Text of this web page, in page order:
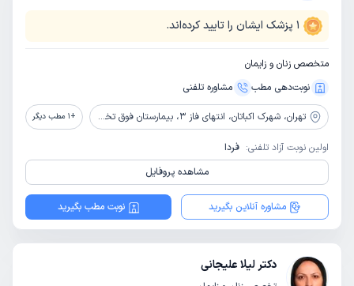
1 پزشک ایشان را تایید کرده‌اند.
متخصص زنان و زایمان
نوبت‌دهی مطب
مشاوره‌ تلفنی
تهران، شهرک اکباتان، انتهای فاز 3، بیمارستان فوق تخصصی صارم +
1 مطب دیگر
اولین نوبت آزاد تلفنی: فردا
مشاهده پروفایل
مشاوره آنلاین بگیرید نوبت مطب بگیرید
دکتر لیلا علیجانی